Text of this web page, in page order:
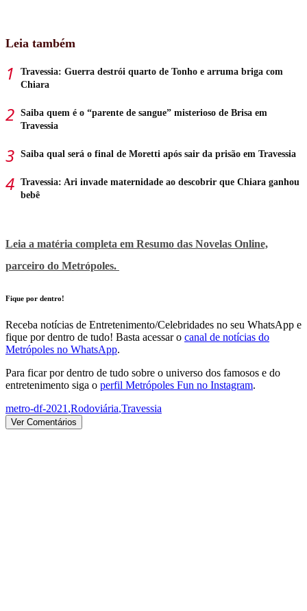
Leia também
Travessia: Guerra destrói quarto de Tonho e arruma briga com
Chiara
Saiba quem é o “parente de sangue” misterioso de Brisa em
Travessia
Saiba qual será o final de Moretti após sair da prisão em Travessia
Travessia: Ari invade maternidade ao descobrir que Chiara ganhou
bebê
Leia a matéria completa em Resumo das Novelas Online,
parceiro do Metrópoles.
Fique por dentro!
Receba notícias de Entretenimento/Celebridades no seu WhatsApp e
fique por dentro de tudo! Basta acessar o canal de notícias do
Metrópoles no WhatsApp.
Para ficar por dentro de tudo sobre o universo dos famosos e do
entretenimento siga o perfil Metrópoles Fun no Instagram.
metro-df-2021,Rodoviária,Travessia
Ver Comentários